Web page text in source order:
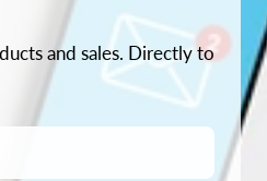
and sales. Directly to